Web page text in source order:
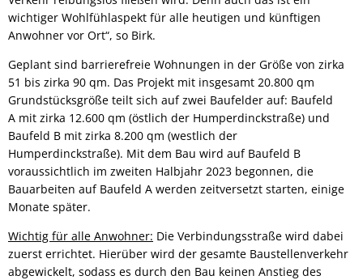
wichtiger Wohlfühlaspekt für alle heutigen und künftigen
Anwohner vor Ort“, so Birk.
Geplant sind barrierefreie Wohnungen in der Größe von zirka
51 bis zirka 90 qm. Das Projekt mit insgesamt 20.800 qm
Grundstücksgröße teilt sich auf zwei Baufelder auf: Baufeld
A mit zirka 12.600 qm (östlich der Humperdinckstraße) und
Baufeld B mit zirka 8.200 qm (westlich der
Humperdinckstraße). Mit dem Bau wird auf Baufeld B
voraussichtlich im zweiten Halbjahr 2023 begonnen, die
Bauarbeiten auf Baufeld A werden zeitversetzt starten, einige
Monate später.
Wichtig für alle Anwohner: Die Verbindungsstraße wird dabei
zuerst errichtet. Hierüber wird der gesamte Baustellenverkehr
abgewickelt, sodass es durch den Bau keinen Anstieg des